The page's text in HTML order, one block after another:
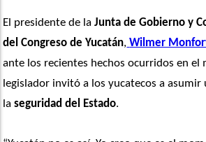
El presidente de la Junta de Gobierno y
del Congreso de Yucatán, Wilmer
ante los recientes hechos ocurridos en
legislador invitó a los yucatecos a
la seguridad del Estado.